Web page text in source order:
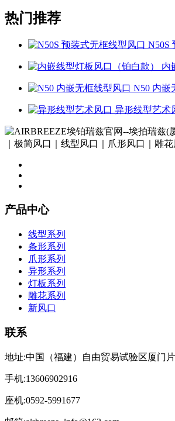
热门推荐
N50S
内
N50 内嵌
异形线型艺术
｜极简风口｜线型风口｜爪形风口｜雕花
产品中心
线型系列
条形系列
爪形系列
异形系列
灯板系列
雕花系列
新风口
联系
地址:中国（福建）自由贸易试验区厦门
手机:13606902916
座机:0592-5991677